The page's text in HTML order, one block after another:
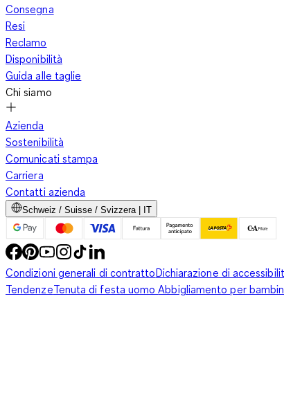
Consegna
Resi
Reclamo
Disponibilità
Guida alle taglie
Chi siamo
Azienda
Sostenibilità
Comunicati stampa
Carriera
Contatti azienda
Schweiz / Suisse / Svizzera | IT
Condizioni generali di contrattoDichiarazione di
TendenzeTenuta di festa uomoAbbigliamento per